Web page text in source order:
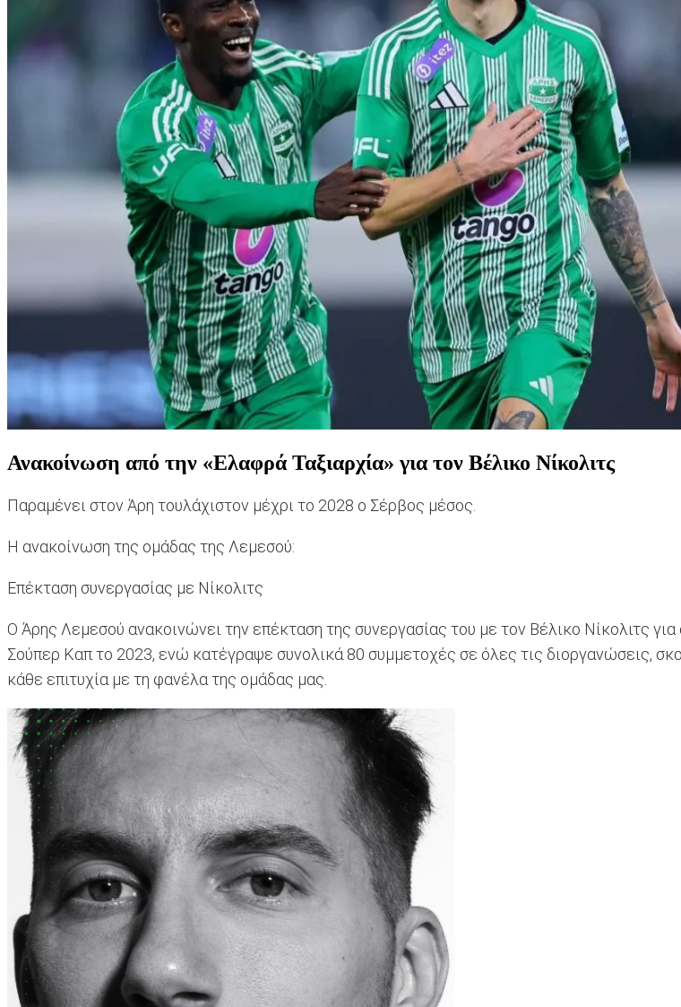
Ανακοίνωση από την «Ελαφρά Ταξιαρχία» για τον Βέλικο Νίκολιτς
Παραμένει στον Άρη τουλάχιστον μέχρι το 2028 ο Σέρβος μέσος.
Η ανακοίνωση της ομάδας της Λεμεσού:
Επέκταση συνεργασίας με Νίκολιτς
Ο Άρης Λεμεσού ανακοινώνει την επέκταση της συνεργασίας του με τον Βέλικο Νίκολιτς
Σούπερ Καπ το 2023, ενώ κατέγραψε συνολικά 80 συμμετοχές σε όλες τις διοργανώσεις,
κάθε επιτυχία με τη φανέλα της ομάδας μας.